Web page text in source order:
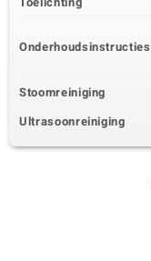
Onderhoudsinstructies
Stoomreiniging
Ultrasoonreiniging